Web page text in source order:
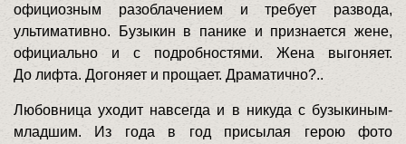
официозным разоблачением и требует развода,
ультимативно. Бузыкин в панике и признается жене,
официально и с подробностями. Жена выгоняет.
До лифта. Догоняет и прощает. Драматично?..
Любовница уходит навсегда и в никуда с бузыкиным-
младшим. Из года в год присылая герою фото